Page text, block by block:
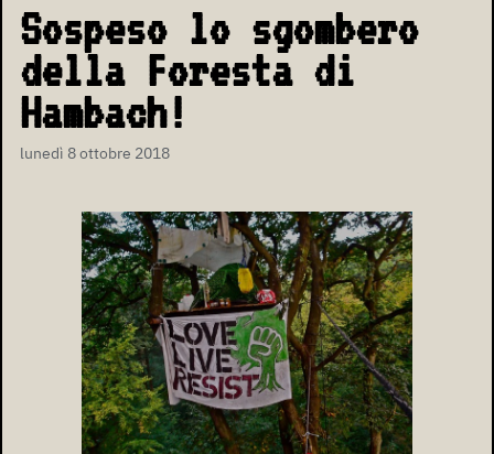
Sospeso lo sgombero
della Foresta di
Hambach!
lunedì 8 ottobre 2018